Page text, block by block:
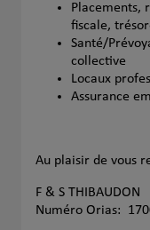
Placements,
fiscale,
Santé/
collective
Locaux
Assurance
Au plaisir de vous
F & S THIBAUDON
Numéro Orias: